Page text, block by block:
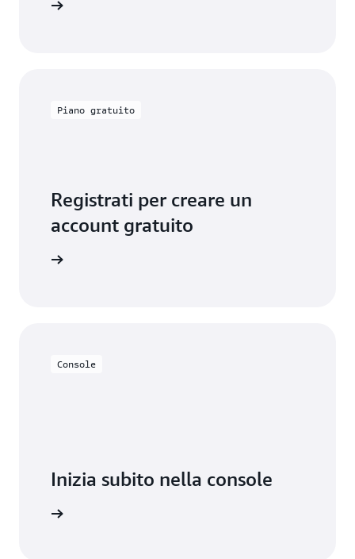
Piano gratuito
Registrati per creare un
account gratuito
Console
Inizia subito nella console